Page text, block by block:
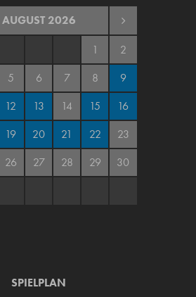
AUGUST 2026
1
2
5 6 7 8
9
12 13 14 15
16
19 20 21 22
23
26 27 28 29
30
SPIELPLAN